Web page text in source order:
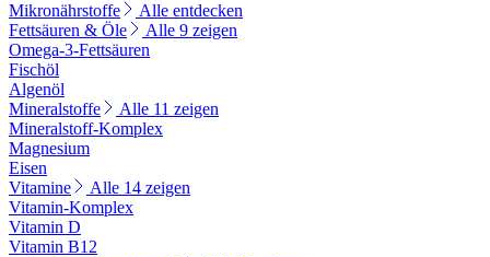
Mikronährstoffe
Alle entdecken
Fettsäuren & Öle
Alle 9 zeigen
Omega-3-Fettsäuren
Fischöl
Algenöl
Mineralstoffe
Alle 11 zeigen
Mineralstoff-Komplex
Magnesium
Eisen
Vitamine
Alle 14 zeigen
Vitamin-Komplex
Vitamin D
Vitamin B12